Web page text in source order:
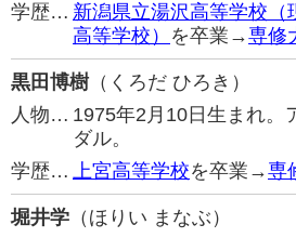
学歴… 新潟県立湯沢高等学校（
高等学校） を卒業→専修
黒田博樹（くろだ ひろき）
人物… 1975年2月10日生まれ。
ダル。
学歴… 上宮高等学校を卒業→専
堀井学 （ほりい まなぶ）